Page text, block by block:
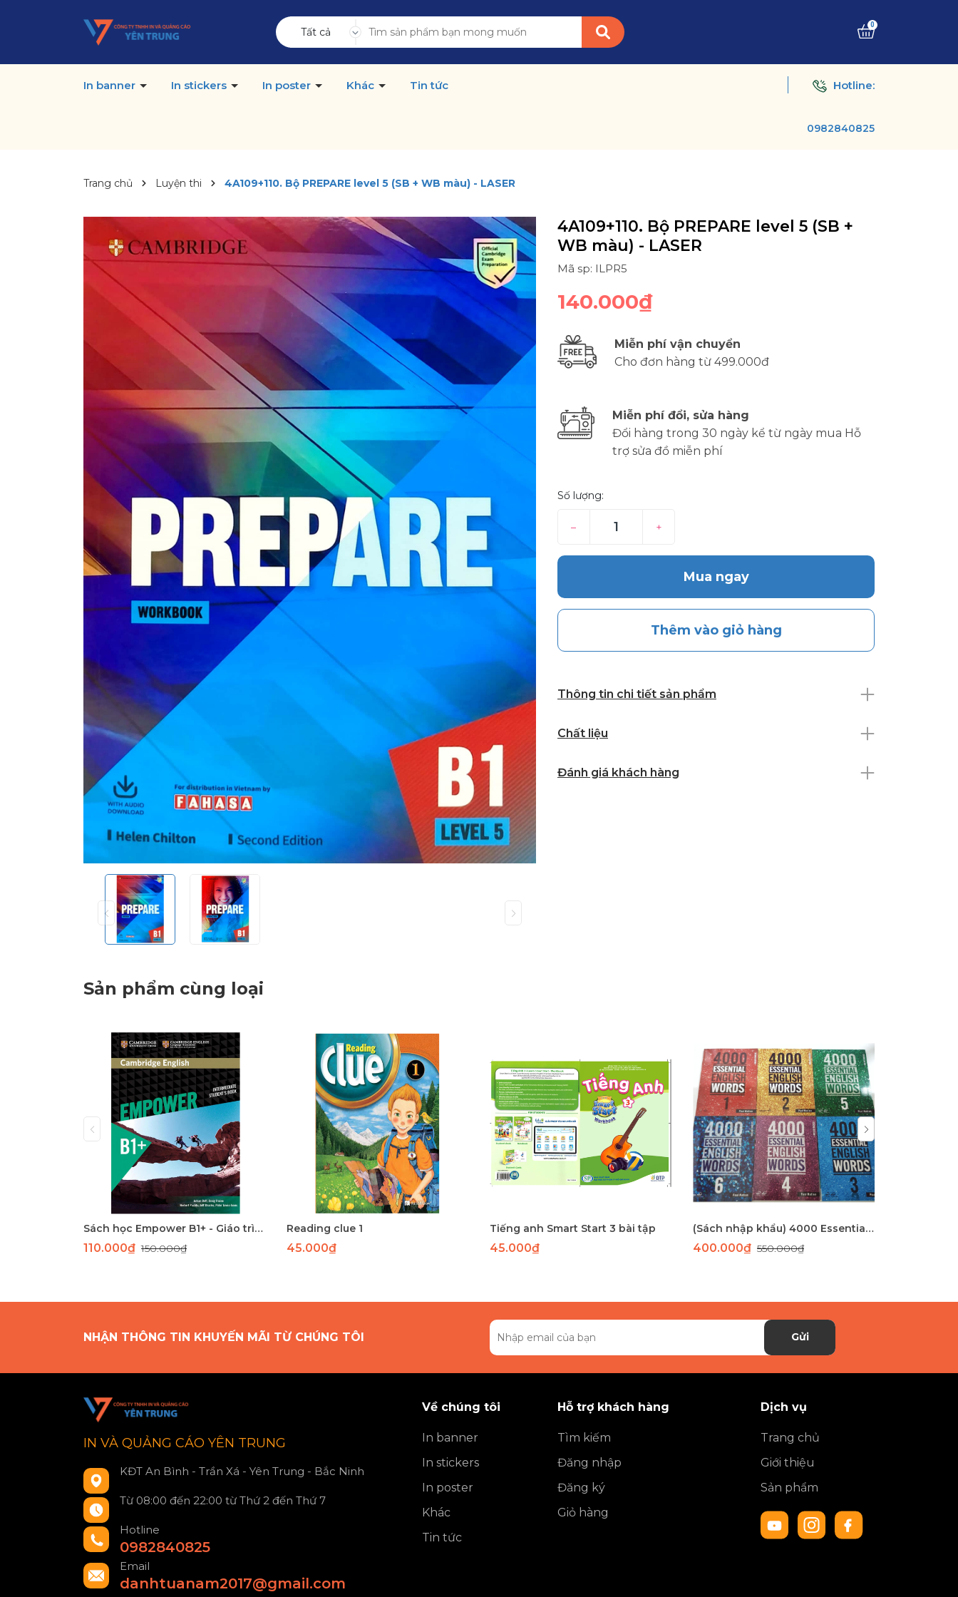
Tất cả
0
In banner In stickers In poster Khác Tin tức Hotline:
0982840825
Trang chủ Luyện thi 4A109+110. Bộ PREPARE level 5 (SB + WB màu) - LASER
4A109+110. Bộ PREPARE level 5 (SB +
WB màu) - LASER
Mã sp: ILPR5
140.000₫
Miễn phí vận chuyển
Cho đơn hàng từ 499.000đ
Miễn phí đổi, sửa hàng
Đổi hàng trong 30 ngày kể từ ngày mua Hỗ
trợ sửa đồ miễn phí
Số lượng:
– +
Mua ngay
Thêm vào giỏ hàng
Thông tin chi tiết sản phẩm
Chất liệu
Đánh giá khách hàng
Sản phẩm cùng loại
Sách học Empower B1+ - Giáo trình học tiếng Anh giao tiếp trình độ B1+
110.000₫150.000₫
Reading clue 1
45.000₫
Tiếng anh Smart Start 3 bài tập
45.000₫
(Sách nhập khẩu) 4000 Essential english words 1-6
400.000₫ 550.000₫
NHẬN THÔNG TIN KHUYẾN MÃI TỪ CHÚNG TÔI Gửi
IN VÀ QUẢNG CÁO YÊN TRUNG
KĐT An Bình - Trần Xá - Yên Trung - Bắc Ninh
Từ 08:00 đến 22:00 từ Thứ 2 đến Thứ 7
Hotline
0982840825
Email
danhtuanam2017@gmail.com
Về chúng tôi
In banner
In stickers
In poster
Khác
Tin tức
Hỗ trợ khách hàng
Tìm kiếm
Đăng nhập
Đăng ký
Giỏ hàng
Dịch vụ
Trang chủ
Giới thiệu
Sản phẩm